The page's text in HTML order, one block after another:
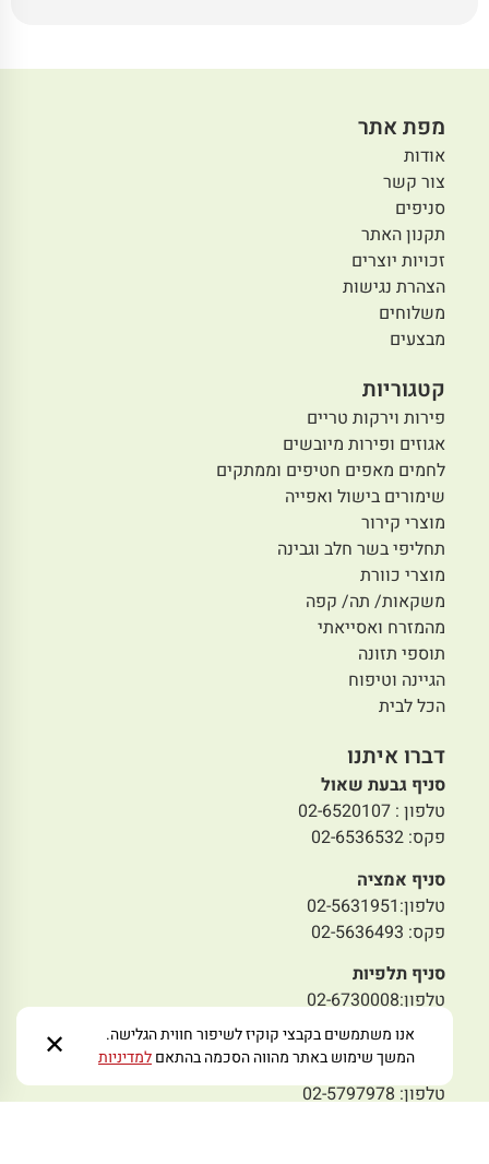
מפת אתר
אודות
צור קשר
סניפים
תקנון האתר
זכויות יוצרים
הצהרת נגישות
משלוחים
מבצעים
קטגוריות
פירות וירקות טריים
אגוזים ופירות מיובשים
לחמים מאפים חטיפים וממתקים
שימורים בישול ואפייה
מוצרי קירור
תחליפי בשר חלב וגבינה
מוצרי כוורת
משקאות/ תה/ קפה
מהמזרח ואסייאתי
תוספי תזונה
הגיינה וטיפוח
הכל לבית
דברו איתנו
סניף גבעת שאול
טלפון : 02-6520107
פקס: 02-6536532
סניף אמציה
טלפון:02-5631951
פקס: 02-5636493
סניף תלפיות
טלפון:02-6730008
פקס: 02-6731008
סניף מבשרת
טלפון: 02-5797978
אנו משתמשים בקבצי קוקיז לשיפור חווית הגלישה.
המשך שימוש באתר מהווה הסכמה בהתאםלמדיניות ✕